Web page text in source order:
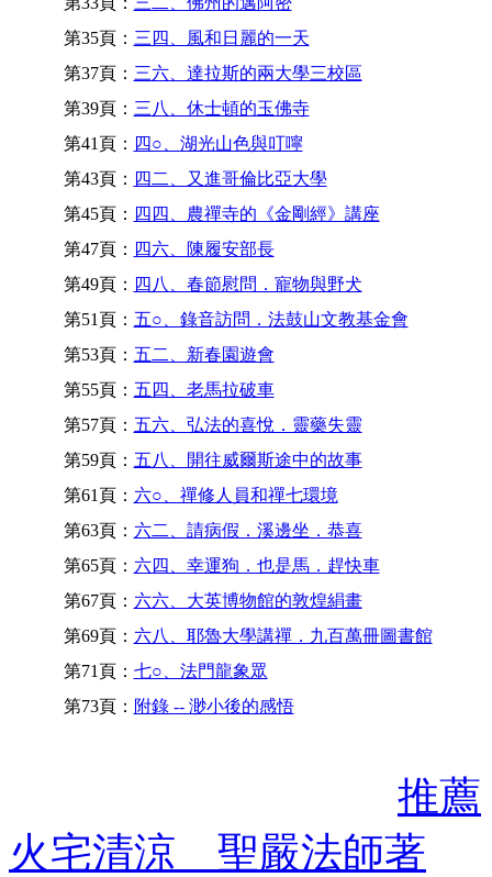
第35頁： 三四、風和日麗的一天
第37頁： 三六、達拉斯的兩大學三校區
第39頁： 三八、休士頓的玉佛寺
第41頁： 四○、湖光山色與叮嚀
第43頁： 四二、又進哥倫比亞大學
第45頁： 四四、農禪寺的《金剛經》講座
第47頁： 四六、陳履安部長
第49頁： 四八、春節慰問．寵物與野犬
第51頁： 五○、錄音訪問．法鼓山文教基金會
第53頁： 五二、新春園遊會
第55頁： 五四、老馬拉破車
第57頁： 五六、弘法的喜悅．靈藥失靈
第59頁： 五八、開往威爾斯途中的故事
第61頁： 六○、禪修人員和禪七環境
第63頁： 六二、請病假．溪邊坐．恭喜
第65頁： 六四、幸運狗．也是馬．趕快車
第67頁： 六六、大英博物館的敦煌絹畫
第69頁： 六八、耶魯大學講禪．九百萬冊圖書館
第71頁： 七○、法門龍象眾
第73頁： 附錄 -- 渺小後的感悟
推薦
火宅清涼 聖嚴法師著